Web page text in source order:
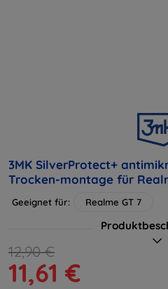
3MK SilverProtect+
Trocken-montage für
Geeignet für: Realme GT 7
12,90 €
11,61 €